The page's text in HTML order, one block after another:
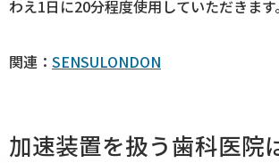
わえ1日に20分程度使用していただきます。
関連： SENSULONDON
加速装置を扱う歯科医院